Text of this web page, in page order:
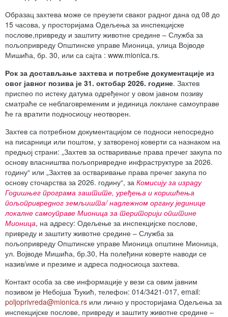
Образац захтева може се преузети сваког радног дана од 08 до
15 часова, у просторијама Одељења за инспекцијске
послове,привреду и заштиту животне средине – Служба за
пољопривреду Општинске управе Мионица, улица Војводе
Мишића, бр. 30, или са сајта : www.mionica.rs.
Рок за достављање захтева и потребне документације из
овог јавног позива је 31. октобар 2026. године. Захтев
приспео по истеку датума одређеног у овом јавном позиву
сматраће се неблаговременим и јединица локлане самоуправе
ће га вратити подносиоцу неотворен.
Захтев са потребном документацијом се подноси непосредно
на писарници или поштом, у затвореној коверти са назнаком на
предњој страни: „Захтев за остваривање права пречег закупа по
основу власништва пољопривредне инфраструктуре за 2026.
годину“ или „Захтев за остваривање права пречег закупа по
основу сточарства за 2026. годину“, за Комисију за израду
Годишњег програма заштите, уређења и коришћења
пољопривредног земљишта/ надлежном органу јединице
локалне самоуправе Мионица за територији општине
Мионица, на адресу: Одељење за инспекцијске послове,
привреду и заштиту животне средине – Служба за
пољопривреду Општинске управе Мионица општине Мионица,
ул. Војводе Мишића, бр.30, На полеђини коверте наводи се
назив/име и презиме и адреса подносиоца захтева.
Контакт особа за све информације у вези са овим јавним
позивом је Небојша Ђукић, телефон: 014/3421-017, email:
poljoprivreda@mionica.rs или лично у просторијама Одељења за
инспекцијске послове, привреду и заштиту животне средине –